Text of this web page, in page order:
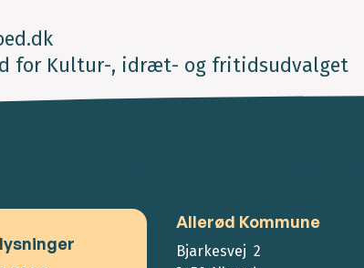
for Kultur-, idræt- og fritidsudvalget
Allerød Kommune
Bjarkesvej 2